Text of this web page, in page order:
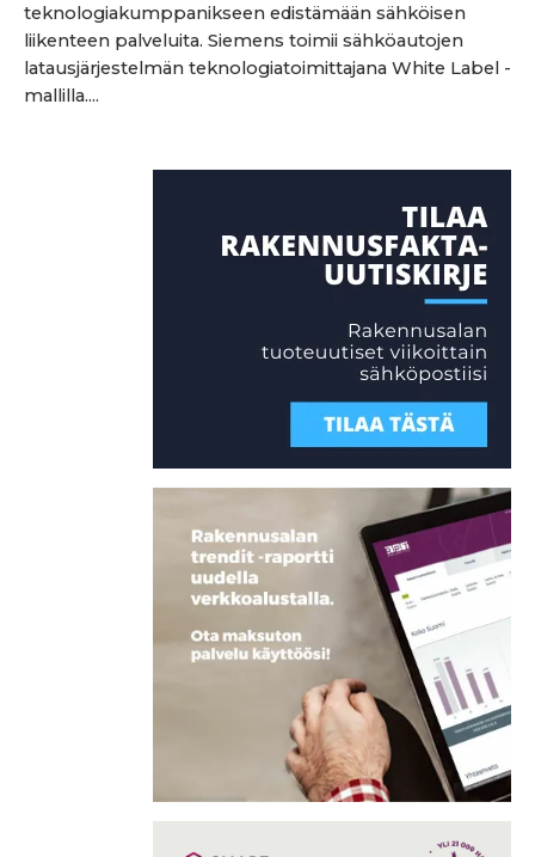
teknologiakumppanikseen edistämään sähköisen
liikenteen palveluita. Siemens toimii sähköautojen
latausjärjestelmän teknologiatoimittajana White Label -
mallilla....